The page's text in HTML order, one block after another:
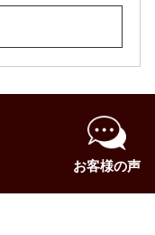
お客様の声